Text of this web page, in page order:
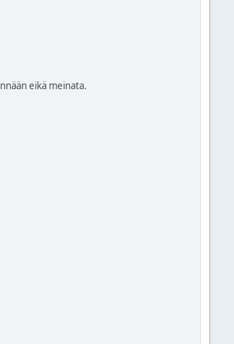
eikä meinata.